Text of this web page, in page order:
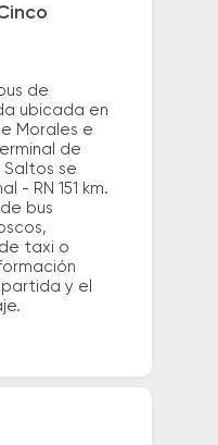
de
ubicada en
Morales e
de
se
- RN 151 km.
bus
taxi o
y el